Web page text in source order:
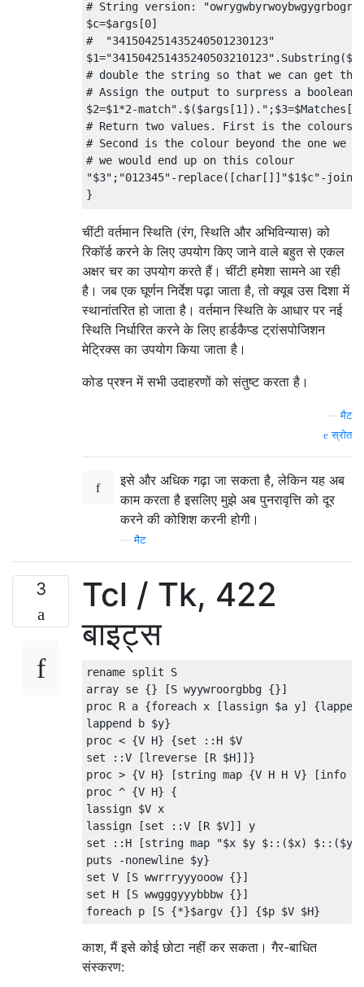
    )
    ;
    1=1,
    J = I,
    X = A,
    Y = B,
    ( 1=1,
    "<" = M,
    ;
    1=1,
    )
    ),
    brachylog_behead(L, V3),
brachylog_behead(X,Y) :-
    catch(number_codes(Y,T),_,Y=[])
    atom(X),!,
    atom_codes(X,[_|T]),
    ;
    X = [_|Y].
    string(X),!,
    string_codes(X,C),
    C = [H|T],
    append(T,[H],D),
    string_codes(Y,D)
    ;
    number(X),!,
    number_codes(X,C),
    C = [H|T],
    append(T,[H],D),
    number_codes(Y,D)
    ;
    atom(X),!,
    atom_codes(X,C),
    C = [H|T],
    append(T,[H],D),
    atom_codes(Y,D)
    X = [H|T],!,
    append(T,[H],Y).
# String version:
$c=$args [0]
#  "341504251435240501230123"
$1="341504251435240503210123" . Substring($c
# double the string so that we can get
# Assign the output to surpress a
$2=$1*2-match".$($args[1])." ;$3=$Matches [
# Return two values. First is the
# Second is the colour beyond the one we
# we would end up on this colour
"$3" ; "012345"- replace([char []] "$1$c"- join
}
# function that will transpose the ants
# Using current x and y determines what
    param
( $o, $x, $y )
# X = $1; Y = $2
# Left 0 Right 1
if($o){
# Right Transpose
switch($y){
# 1,1 is in the center and
}2{$y
else{
# Left Transpose
# All values are hard coded to
switch
1{switch ($x ){0 {$y
2
switch ($x ){0 {$x
}
# Update global variables with the
    $global
x= $x
    $global
:y=
}
# Process each character passed by
([char []] $args[0]|%{
switch ($_ ){
# Moving Forward
'^'{
        $global
y++
if($global:
# We have walked of the
            $global
:y= 0
            $c
= "$f"
# Get the new neighboring
            $z
चींटी वर्तमान स्थिति (रंग, स्थिति और अभिविन्यास) को
रिकॉर्ड करने के लिए उपयोग किए जाने वाले बहुत से एकल
अक्षर चर का उपयोग करते हैं। चींटी हमेशा सामने आ रही
है। जब एक घूर्णन निर्देश पढ़ा जाता है, तो क्यूब उस दिशा में
स्थानांतरित हो जाता है। वर्तमान स्थिति के आधार पर नई
स्थिति निर्धारित करने के लिए हार्डकैप्ड ट्रांसपोजिशन
मेट्रिक्स का उपयोग किया जाता है।
कोड प्रश्न में सभी उदाहरणों को संतुष्ट करता है।
—मैट
स्रोत
इसे और अधिक गढ़ा जा सकता है, लेकिन यह अब
काम करता है इसलिए मुझे अब पुनरावृत्ति को दूर
करने की कोशिश करनी होगी।
—मैट
3
Tcl / Tk, 422
बाइट्स
rename split S
array se {} [S wyywroorgbbg {}]
proc R a {foreach x [lassign $a y]
lappend b $y}
proc < {V H} {set ::H $V
set ::V [lreverse [R $H]]}
proc > {V H} [string map {V H H V} [info
proc ^ {V H} {
lassign $V x
lassign [set ::V [R $V]] y
set ::H [string map "$x $y $::($x)
puts -nonewline $y}
set V [S wwrrryyyooow {}]
set H [S wwgggyyybbbw {}]
काश, मैं इसे कोई छोटा नहीं कर सकता। गैर-बाधित
संस्करण: